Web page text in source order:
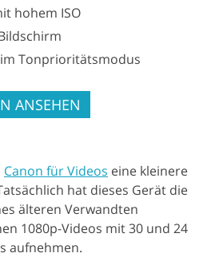
hohem ISO
Tonprioritätsmodus
ANSEHEN
Canon für Videos eine kleinere
hat dieses Gerät die
älteren Verwandten
1080p-Videos mit 30 und 24
aufnehmen.